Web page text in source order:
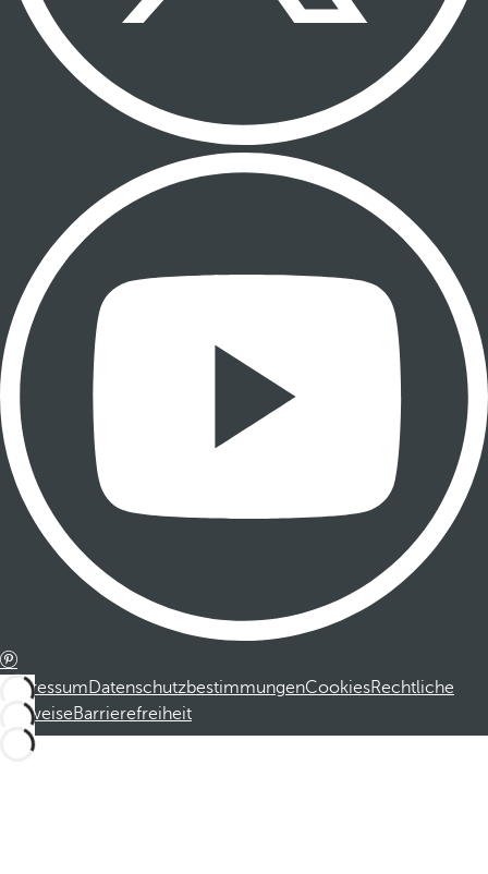
ImpressumDatenschutzbestimmungenCookiesRechtliche
HinweiseBarrierefreiheit